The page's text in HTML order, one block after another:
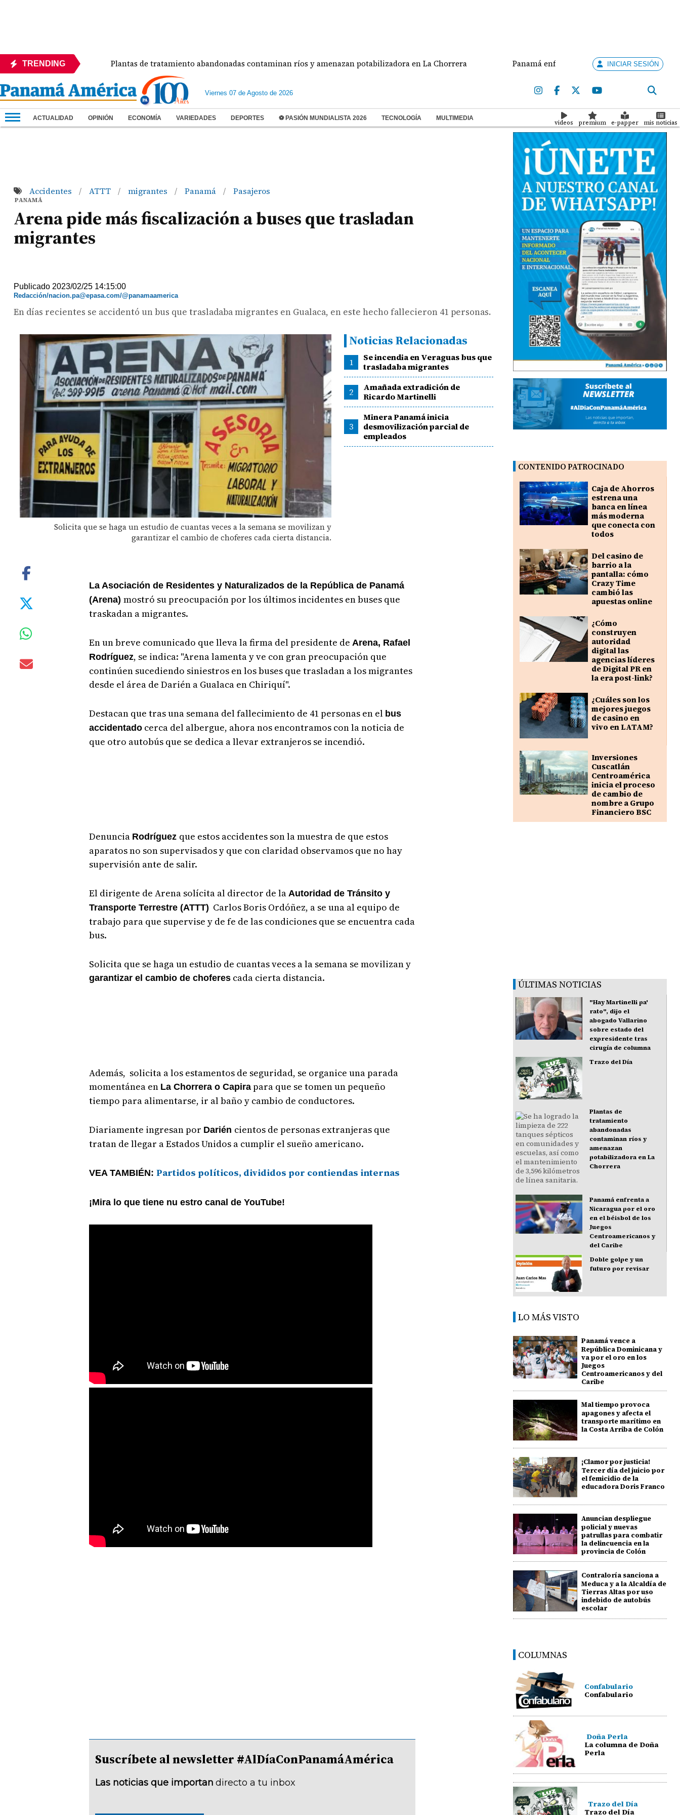
TRENDING
del Día Plantas de tratamiento abandonadas contaminan ríos y amenazan potabilizadora en La Chorrera Panamá enfrenta a Nicaragua por el oro en el
INICIAR SESIÓN
Viernes 07 de Agosto de 2026
ACTUALIDAD OPINIÓN ECONOMÍA VARIEDADES DEPORTES ⚽ PASIÓN MUNDIALISTA 2026 TECNOLOGÍA MULTIMEDIA
videos premium e-papper mis noticias
Accidentes / ATTT / migrantes / Panamá / Pasajeros
PANAMÁ
Arena pide más fiscalización a buses que trasladan
migrantes
Publicado 2023/02/25 14:15:00
Redacción/nacion.pa@epasa.com/@panamaamerica
En días recientes se accidentó un bus que trasladaba migrantes en Gualaca, en este hecho fallecieron 41 personas.
Solicita que se haga un estudio de cuantas veces a la semana se movilizan y
garantizar el cambio de choferes cada cierta distancia.
Noticias Relacionadas
1
Se incendia en Veraguas bus que
trasladaba migrantes
2
Amañada extradición de
Ricardo Martinelli
3
Minera Panamá inicia
desmovilización parcial de
empleados
La Asociación de Residentes y Naturalizados de la República de Panamá
(Arena) mostró su preocupación por los últimos incidentes en buses que
traskadan a migrantes.
En un breve comunicado que lleva la firma del presidente de Arena, Rafael
Rodríguez, se indica: "Arena lamenta y ve con gran preocupación que
continúen sucediendo siniestros en los buses que trasladan a los migrantes
desde el área de Darién a Gualaca en Chiriquí".
Destacan que tras una semana del fallecimiento de 41 personas en el bus
accidentadocerca del albergue, ahora nos encontramos con la noticia de
que otro autobús que se dedica a llevar extranjeros se incendió.
Denuncia Rodríguez que estos accidentes son la muestra de que estos
aparatos no son supervisados y que con claridad observamos que no hay
supervisión ante de salir.
El dirigente de Arena solícita al director de la Autoridad de Tránsito y
Transporte Terrestre (ATTT) Carlos Boris Ordóñez, a se una al equipo de
trabajo para que supervise y de fe de las condiciones que se encuentra cada
bus.
Solicita que se haga un estudio de cuantas veces a la semana se movilizan y
garantizar el cambio de choferescada cierta distancia.
Además, solicita a los estamentos de seguridad, se organice una parada
momentánea en La Chorrera o Capirapara que se tomen un pequeño
tiempo para alimentarse, ir al baño y cambio de conductores.
Diariamente ingresan por Darién cientos de personas extranjeras que
tratan de llegar a Estados Unidos a cumplir el sueño americano.
VEA TAMBIÉN: Partidos políticos, divididos por contiendas internas
¡Mira lo que tiene nu estro canal de YouTube!
Suscríbete al newsletter #AlDíaConPanamáAmérica
Las noticias que importan directo a tu inbox
CONTENIDO PATROCINADO
Caja de Ahorros
estrena una
banca en línea
más moderna
que conecta con
todos
Del casino de
barrio a la
pantalla: cómo
Crazy Time
cambió las
apuestas online
¿Cómo
construyen
autoridad
digital las
agencias líderes
de Digital PR en
la era post-link?
¿Cuáles son los
mejores juegos
de casino en
vivo en LATAM?
Inversiones
Cuscatlán
Centroamérica
inicia el proceso
de cambio de
nombre a Grupo
Financiero BSC
ÚLTIMAS NOTICIAS
"Hay Martinelli pa'
rato", dijo el
abogado Vallarino
sobre estado del
expresidente tras
cirugía de columna
Trazo del Día
Plantas de
tratamiento
abandonadas
contaminan ríos y
amenazan
potabilizadora en La
Chorrera
Panamá enfrenta a
Nicaragua por el oro
en el béisbol de los
Juegos
Centroamericanos y
del Caribe
Doble golpe y un
futuro por revisar
LO MÁS VISTO
Panamá vence a
República Dominicana y
va por el oro en los
Juegos
Centroamericanos y del
Caribe
Mal tiempo provoca
apagones y afecta el
transporte marítimo en
la Costa Arriba de Colón
¡Clamor por justicia!
Tercer día del juicio por
el femicidio de la
educadora Doris Franco
Anuncian despliegue
policial y nuevas
patrullas para combatir
la delincuencia en la
provincia de Colón
Contraloría sanciona a
Meduca y a la Alcaldía de
Tierras Altas por uso
indebido de autobús
escolar
COLUMNAS
Confabulario
Confabulario
Doña Perla
La columna de Doña
Perla
Trazo del Día
Trazo del Día